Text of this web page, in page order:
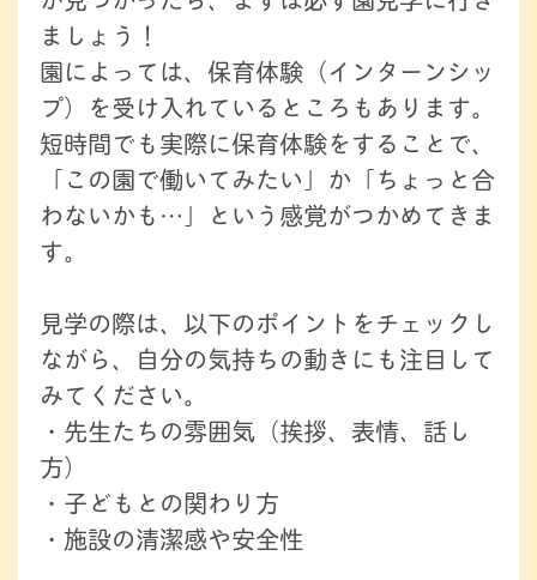
ましょう！
園によっては、保育体験（インターンシッ
プ）を受け入れているところもあります。
短時間でも実際に保育体験をすることで、
「この園で働いてみたい」か「ちょっと合
わないかも…」という感覚がつかめてきま
す。
見学の際は、以下のポイントをチェックし
ながら、自分の気持ちの動きにも注目して
みてください。
・先生たちの雰囲気（挨拶、表情、話し
方）
・子どもとの関わり方
・施設の清潔感や安全性